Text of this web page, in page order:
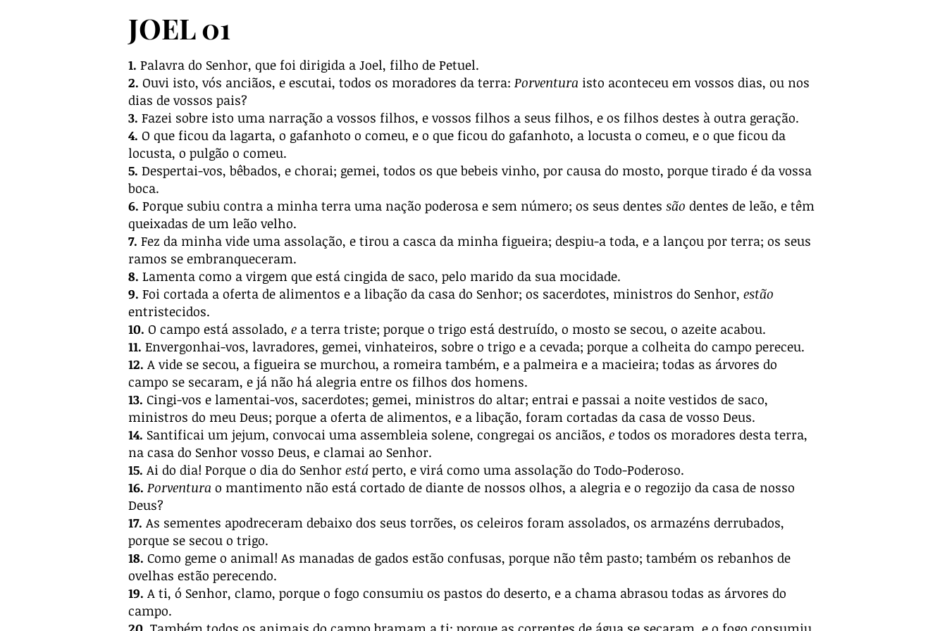
JOEL 01
1. Palavra do Senhor, que foi dirigida a Joel, filho de Petuel.
2. Ouvi isto, vós anciãos, e escutai, todos os moradores da terra: Porventura isto aconteceu em vossos dias, ou nos
dias de vossos pais?
3. Fazei sobre isto uma narração a vossos filhos, e vossos filhos a seus filhos, e os filhos destes à outra geração.
4. O que ficou da lagarta, o gafanhoto o comeu, e o que ficou do gafanhoto, a locusta o comeu, e o que ficou da
locusta, o pulgão o comeu.
5. Despertai-vos, bêbados, e chorai; gemei, todos os que bebeis vinho, por causa do mosto, porque tirado é da vossa
boca.
6. Porque subiu contra a minha terra uma nação poderosa e sem número; os seus dentes são dentes de leão, e têm
queixadas de um leão velho.
7. Fez da minha vide uma assolação, e tirou a casca da minha figueira; despiu-a toda, e a lançou por terra; os seus
ramos se embranqueceram.
8. Lamenta como a virgem que está cingida de saco, pelo marido da sua mocidade.
9. Foi cortada a oferta de alimentos e a libação da casa do Senhor; os sacerdotes, ministros do Senhor, estão
entristecidos.
10. O campo está assolado, e a terra triste; porque o trigo está destruído, o mosto se secou, o azeite acabou.
11. Envergonhai-vos, lavradores, gemei, vinhateiros, sobre o trigo e a cevada; porque a colheita do campo pereceu.
12. A vide se secou, a figueira se murchou, a romeira também, e a palmeira e a macieira; todas as árvores do
campo se secaram, e já não há alegria entre os filhos dos homens.
13. Cingi-vos e lamentai-vos, sacerdotes; gemei, ministros do altar; entrai e passai a noite vestidos de saco,
ministros do meu Deus; porque a oferta de alimentos, e a libação, foram cortadas da casa de vosso Deus.
14. Santificai um jejum, convocai uma assembleia solene, congregai os anciãos, e todos os moradores desta terra,
na casa do Senhor vosso Deus, e clamai ao Senhor.
15. Ai do dia! Porque o dia do Senhor está perto, e virá como uma assolação do Todo-Poderoso.
16. Porventura o mantimento não está cortado de diante de nossos olhos, a alegria e o regozijo da casa de nosso
Deus?
17. As sementes apodreceram debaixo dos seus torrões, os celeiros foram assolados, os armazéns derrubados,
porque se secou o trigo.
18. Como geme o animal! As manadas de gados estão confusas, porque não têm pasto; também os rebanhos de
ovelhas estão perecendo.
19. A ti, ó Senhor, clamo, porque o fogo consumiu os pastos do deserto, e a chama abrasou todas as árvores do
campo.